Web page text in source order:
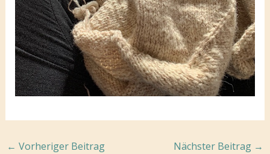
← Vorheriger Beitrag Nächster Beitrag →